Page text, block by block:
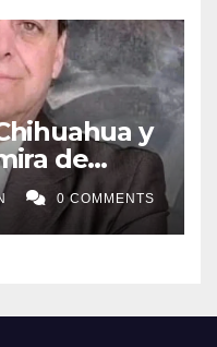
y
de
0 COMMENTS